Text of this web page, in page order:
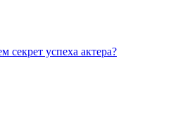
секрет успеха актера?